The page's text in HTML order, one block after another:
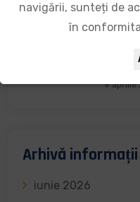
Vă
9 aprilie
Arhivă informații
iunie 2026
navigării, sunteți de
în